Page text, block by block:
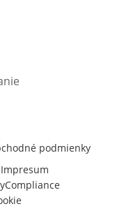
okne
podmienky
Impresum
Compliance